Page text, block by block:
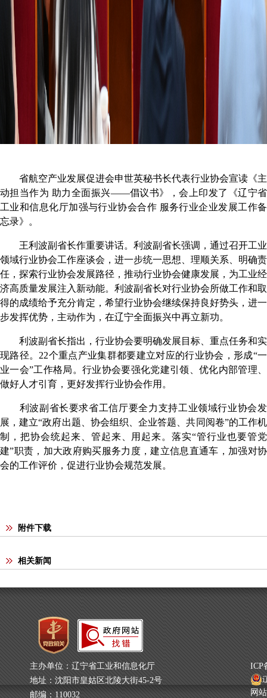
省航空产业发展促进会申世英秘书长代表行业协会宣读《主
动担当作为 助力全面振兴——倡议书》，会上印发了《辽宁省
工业和信息化厅加强与行业协会合作 服务行业企业发展工作备
忘录》。
王利波副省长作重要讲话。利波副省长强调，通过召开工业
领域行业协会工作座谈会，进一步统一思想、理顺关系、明确责
任，探索行业协会发展路径，推动行业协会健康发展，为工业经
济高质量发展注入新动能。利波副省长对行业协会所做工作和取
得的成绩给予充分肯定，希望行业协会继续保持良好势头，进一
步发挥优势，主动作为，在辽宁全面振兴中再立新功。
利波副省长指出， 行业协会要明确发展目标、重点任务和实
现路径。 22个重点产业集群都要建立对应的行业协会，形成“一
业一会”工作格局。行业协会要强化党建引领、优化内部管理、
做好人才引育，更好发挥行业协会作用。
利波副省长要求省工信厅要全力支持工业领域行业协会发
展，建立“政府出题、协会组织、企业答题、共同阅卷”的工作机
制，把协会统起来、管起来、用起来。落实“管行业也要管党
建”职责，加大政府购买服务力度，建立信息直通车，加强对协
会的工作评价，促进行业协会规范发展。
附件下载
相关新闻
主办单位：辽宁省工业和信息化厅
地址：沈阳市皇姑区北陵大街45-2号
邮编：110032
ICP
网